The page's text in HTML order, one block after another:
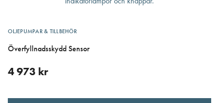
OLJEPUMPAR & TILLBEHÖR
Överfyllnadsskydd Sensor
4 973 kr